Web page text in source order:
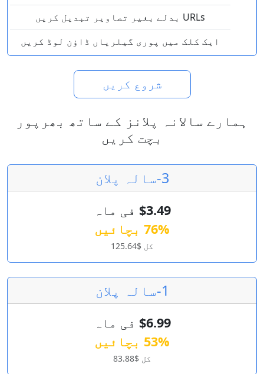
URLs بدلے بغیر تصاویر تبدیل کریں
ایک کلک میں پوری گیلریاں ڈاؤن لوڈ کریں
شروع کریں
ہمارے سالانہ پلانز کے ساتھ بھرپور
بچت کریں
3-سالہ پلان
$3.49 فی ماہ
76% بچائیں
کل $125.64
1-سالہ پلان
$6.99 فی ماہ
53% بچائیں
کل $83.88